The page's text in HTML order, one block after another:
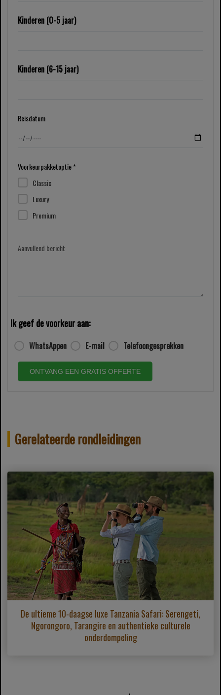
Kinderen (0-5 jaar)
Kinderen (6-15 jaar)
Reisdatum
Voorkeurpakketoptie *
Classic
Luxury
Premium
Aanvullend bericht
Ik geef de voorkeur aan:
WhatsAppen E-mail Telefoongesprekken
ONTVANG EEN GRATIS OFFERTE
Gerelateerde rondleidingen
De ultieme 10-daagse luxe Tanzania Safari: Serengeti,
Ngorongoro, Tarangire en authentieke culturele
onderdompeling